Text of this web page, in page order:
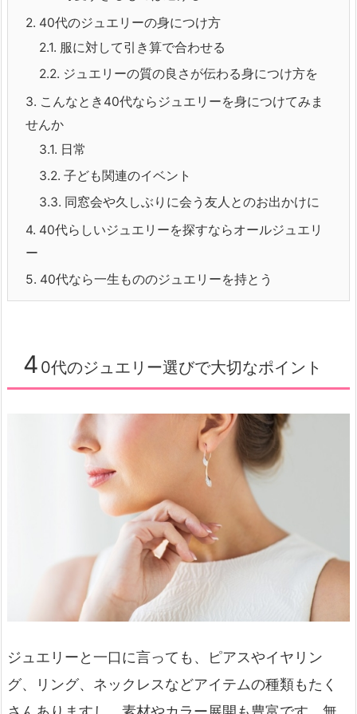
2. 40代のジュエリーの身につけ方
2.1. 服に対して引き算で合わせる
2.2. ジュエリーの質の良さが伝わる身につけ方を
3. こんなとき40代ならジュエリーを身につけてみま
せんか
3.1. 日常
3.2. 子ども関連のイベント
3.3. 同窓会や久しぶりに会う友人とのお出かけに
4. 40代らしいジュエリーを探すならオールジュエリ
ー
5. 40代なら一生もののジュエリーを持とう
4 0代のジュエリー選びで大切なポイント
ジュエリーと一口に言っても、ピアスやイヤリン
グ、リング、ネックレスなどアイテムの種類もたく